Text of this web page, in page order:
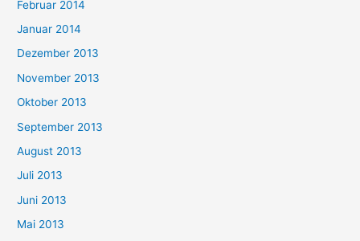
Februar 2014
Januar 2014
Dezember 2013
November 2013
Oktober 2013
September 2013
August 2013
Juli 2013
Juni 2013
Mai 2013